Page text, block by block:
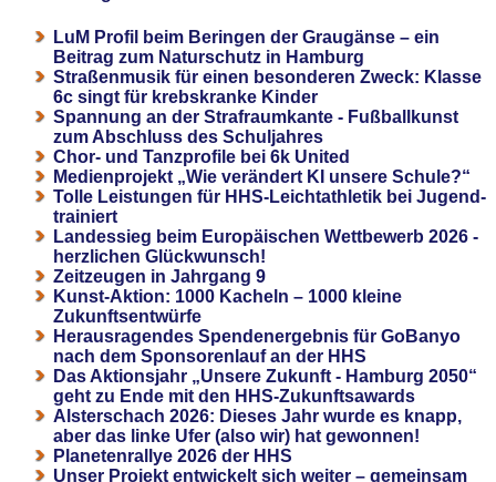
LuM Profil beim Beringen der Graugänse – ein
Beitrag zum Naturschutz in Hamburg
Straßenmusik für einen besonderen Zweck: Klasse
6c singt für krebskranke Kinder
Spannung an der Strafraumkante - Fußballkunst
zum Abschluss des Schuljahres
Chor- und Tanzprofile bei 6k United
Medienprojekt „Wie verändert KI unsere Schule?“
Tolle Leistungen für HHS-Leichtathletik bei Jugend-
trainiert
Landessieg beim Europäischen Wettbewerb 2026 -
herzlichen Glückwunsch!
Zeitzeugen in Jahrgang 9
Kunst-Aktion: 1000 Kacheln – 1000 kleine
Zukunftsentwürfe
Herausragendes Spendenergebnis für GoBanyo
nach dem Sponsorenlauf an der HHS
Das Aktionsjahr „Unsere Zukunft - Hamburg 2050“
geht zu Ende mit den HHS-Zukunftsawards
Alsterschach 2026: Dieses Jahr wurde es knapp,
aber das linke Ufer (also wir) hat gewonnen!
Planetenrallye 2026 der HHS
Unser Projekt entwickelt sich weiter – gemeinsam